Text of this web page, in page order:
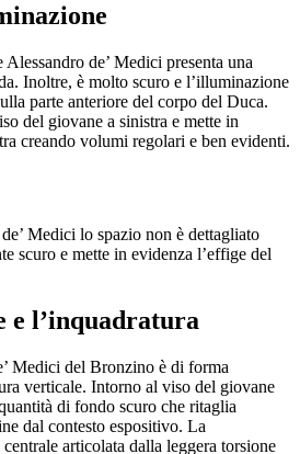
de’ Medici presenta una
Inoltre, è molto scuro e l’illuminazione
parte anteriore del corpo del Duca.
del giovane a sinistra e mette in
creando volumi regolari e ben evidenti.
Medici lo spazio non è dettagliato
scuro e mette in evidenza l’effige del
e l’inquadratura
Medici del Bronzino è di forma
verticale. Intorno al viso del giovane
di fondo scuro che ritaglia
dal contesto espositivo. La
articolata dalla leggera torsione